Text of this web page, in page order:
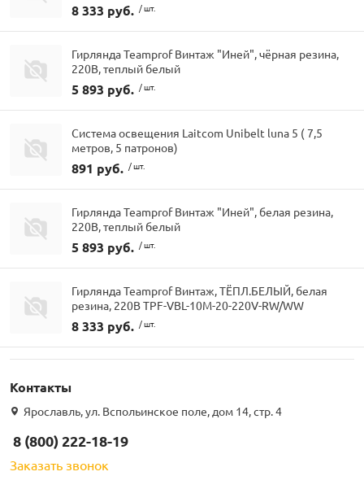
8 333 руб. / шт.
Гирлянда Teamprof Винтаж "Иней", чёрная резина,
220В, теплый белый
5 893 руб. / шт.
Система освещения Laitcom Unibelt luna 5 ( 7,5
метров, 5 патронов)
891 руб. / шт.
Гирлянда Teamprof Винтаж "Иней", белая резина,
220В, теплый белый
5 893 руб. / шт.
Гирлянда Teamprof Винтаж, ТЁПЛ.БЕЛЫЙ, белая
резина, 220В TPF-VBL-10M-20-220V-RW/WW
8 333 руб. / шт.
Контакты
Ярославль, ул. Вспольинское поле, дом 14, стр. 4
8 (800) 222-18-19
Заказать звонок